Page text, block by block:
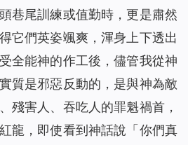
巷尾訓練或值勤時，更是肅然
它們英姿颯爽，渾身上下透出
全能神的作工後，儘管我從神
質是邪惡反動的，是與神為敵
殘害人、吞吃人的罪魁禍首，
龍，即使看到神話說「 你們真